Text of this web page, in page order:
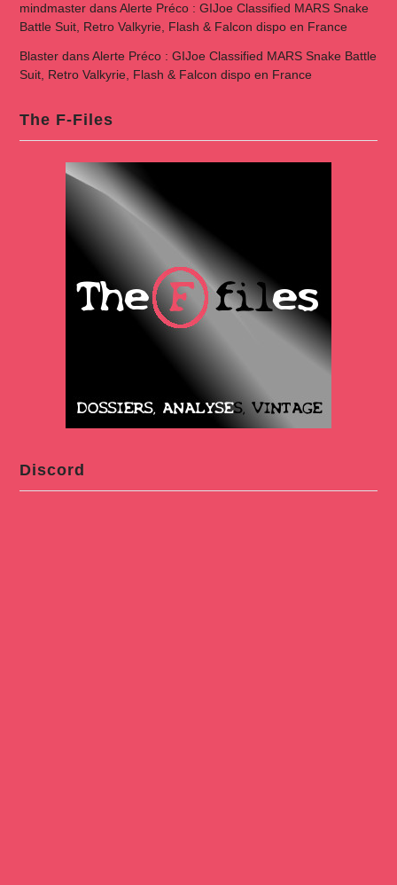
mindmasterdansAlerte Préco : GIJoe Classified MARS Snake
Battle Suit, Retro Valkyrie, Flash & Falcon dispo en France
BlasterdansAlerte Préco : GIJoe Classified MARS Snake Battle
Suit, Retro Valkyrie, Flash & Falcon dispo en France
The F-Files
Discord